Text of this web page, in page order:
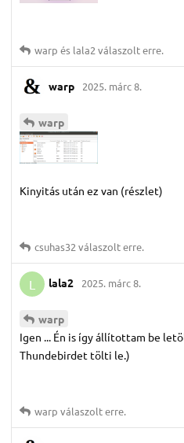
warp és lala2 válaszolt erre.
warp 2025. márc 8.
warp
Kinyitás után ez van (részlet)
csuhas32 válaszolt erre.
L lala2 2025. márc 8.
warp
Igen ... Én is így állítottam be
Thundebirdet tölti le.)
warp válaszolt erre.